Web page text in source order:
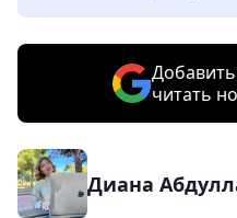
читать
Диана